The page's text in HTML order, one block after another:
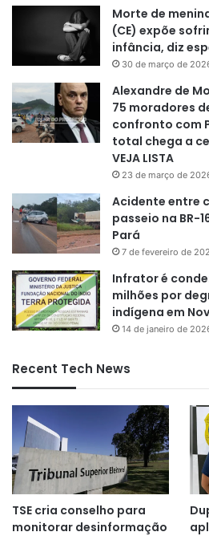
Morte de
(CE) expõe
infância, diz
30 de março de
Alexandre de
75 moradores
confronto com
total chega a
VEJA LISTA
23 de março de
Acidente entre
passeio na BR-
Pará
7 de fevereiro de
Infrator é
milhões por
indígena em
14 de janeiro de
Recent Tech News
TSE cria conselho para
monitorar desinformação